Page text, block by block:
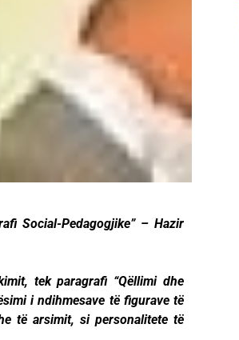
Social-Pedagogjike” – Hazir
tek paragrafi “Qëllimi dhe
i ndihmesave të figurave të
të arsimit, si personalitete të